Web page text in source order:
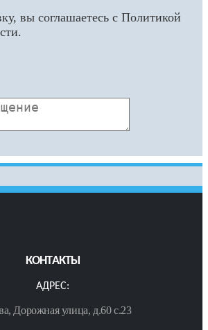
вы соглашаетесь с Политикой
КОНТАКТЫ
АДРЕС:
Дорожная улица, д.60 с.23